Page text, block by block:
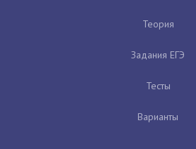
Теория
Задания ЕГЭ
Тесты
Варианты